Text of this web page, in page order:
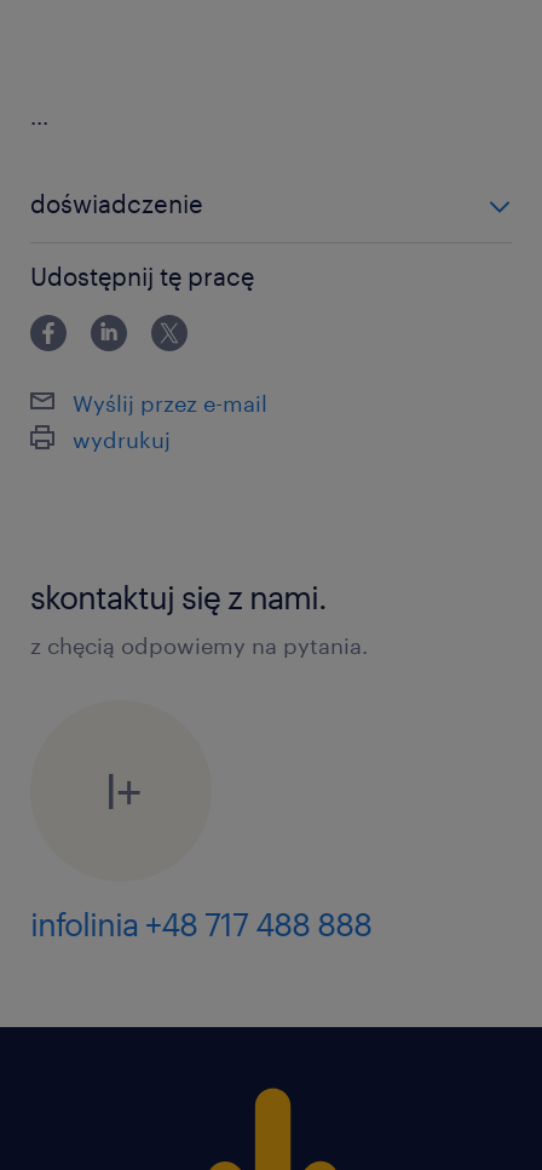
...
doświadczenie
Udostępnij tę pracę
Wyślij przez e-mail
wydrukuj
skontaktuj się z nami.
z chęcią odpowiemy na pytania.
I+
infolinia +48 717 488 888